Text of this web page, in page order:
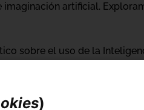
artificial.
sobre el uso de la
)